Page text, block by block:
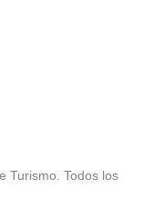
Turismo. Todos los